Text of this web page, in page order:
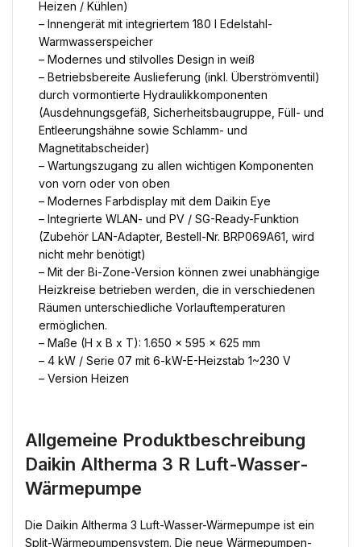
Heizen / Kühlen)
– Innengerät mit integriertem 180 l Edelstahl-
Warmwasserspeicher
– Modernes und stilvolles Design in weiß
– Betriebsbereite Auslieferung (inkl. Überströmventil)
durch vormontierte Hydraulikkomponenten
(Ausdehnungsgefäß, Sicherheitsbaugruppe, Füll- und
Entleerungshähne sowie Schlamm- und
Magnetitabscheider)
– Wartungszugang zu allen wichtigen Komponenten
von vorn oder von oben
– Modernes Farbdisplay mit dem Daikin Eye
– Integrierte WLAN- und PV / SG-Ready-Funktion
(Zubehör LAN-Adapter, Bestell-Nr. BRP069A61, wird
nicht mehr benötigt)
– Mit der Bi-Zone-Version können zwei unabhängige
Heizkreise betrieben werden, die in verschiedenen
Räumen unterschiedliche Vorlauftemperaturen
ermöglichen.
– Maße (H x B x T): 1.650 x 595 x 625 mm
– 4 kW / Serie 07 mit 6-kW-E-Heizstab 1~230 V
– Version Heizen
Allgemeine Produktbeschreibung
Daikin Altherma 3 R Luft-Wasser-
Wärmepumpe
Die Daikin Altherma 3 Luft-Wasser-Wärmepumpe ist ein
Split-Wärmepumpensystem. Die neue Wärmepumpen-